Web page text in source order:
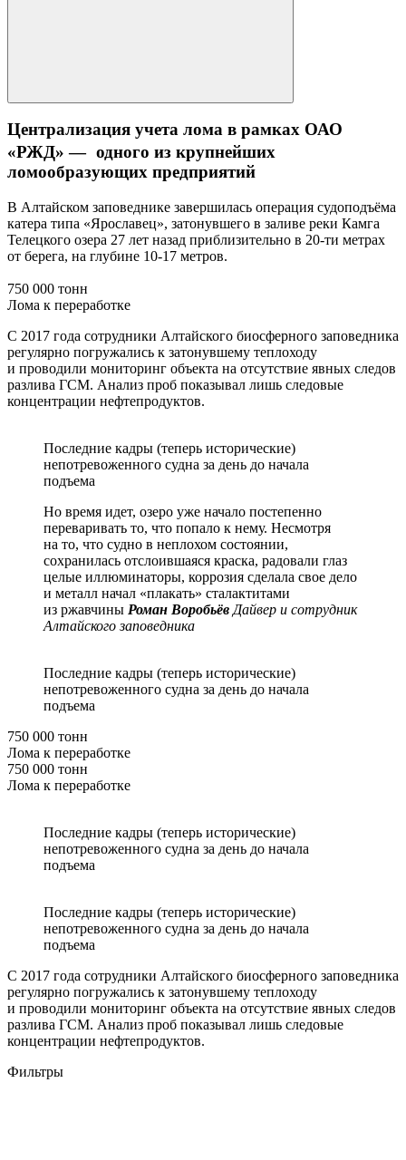
Централизация учета лома в рамках ОАО
«РЖД» — одного из крупнейших
ломообразующих предприятий
В Алтайском заповеднике завершилась операция судоподъёма
катера типа «Ярославец», затонувшего в заливе реки Камга
Телецкого озера 27 лет назад приблизительно в 20-ти метрах
от берега, на глубине 10-17 метров.
750 000 тонн
Лома к переработке
С 2017 года сотрудники Алтайского биосферного заповедника
регулярно погружались к затонувшему теплоходу
и проводили мониторинг объекта на отсутствие явных следов
разлива ГСМ. Анализ проб показывал лишь следовые
концентрации нефтепродуктов.
Последние кадры (теперь исторические)
непотревоженного судна за день до начала
подъема
Но время идет, озеро уже начало постепенно
переваривать то, что попало к нему. Несмотря
на то, что судно в неплохом состоянии,
сохранилась отслоившаяся краска, радовали глаз
целые иллюминаторы, коррозия сделала свое дело
и металл начал «плакать» сталактитами
из ржавчины Роман Воробьёв Дайвер и сотрудник
Алтайского заповедника
Последние кадры (теперь исторические)
непотревоженного судна за день до начала
подъема
750 000 тонн
Лома к переработке
750 000 тонн
Лома к переработке
Последние кадры (теперь исторические)
непотревоженного судна за день до начала
подъема
Последние кадры (теперь исторические)
непотревоженного судна за день до начала
подъема
С 2017 года сотрудники Алтайского биосферного заповедника
регулярно погружались к затонувшему теплоходу
и проводили мониторинг объекта на отсутствие явных следов
разлива ГСМ. Анализ проб показывал лишь следовые
концентрации нефтепродуктов.
Фильтры